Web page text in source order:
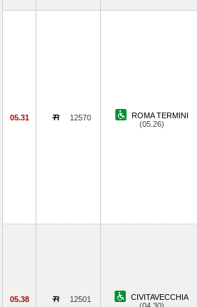
05.31 12570
ROMA TERMINI
(05.26)
05.38 12501
CIVITAVECCHIA